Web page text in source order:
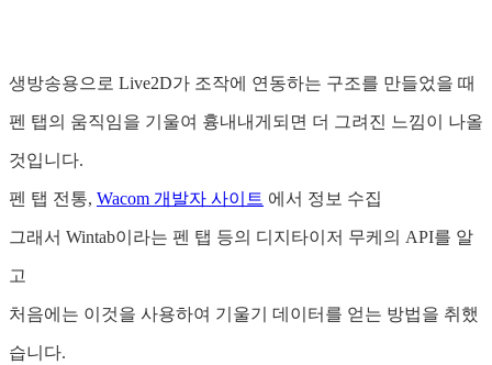
생방송용으로 Live2D가 조작에 연동하는 구조를 만들었을 때
펜 탭의 움직임을 기울여 흉내내게되면 더 그려진 느낌이 나올
것입니다.
펜 탭 전통, Wacom 개발자 사이트 에서 정보 수집
그래서 Wintab이라는 펜 탭 등의 디지타이저 무케의 API를 알
고
처음에는 이것을 사용하여 기울기 데이터를 얻는 방법을 취했
습니다.